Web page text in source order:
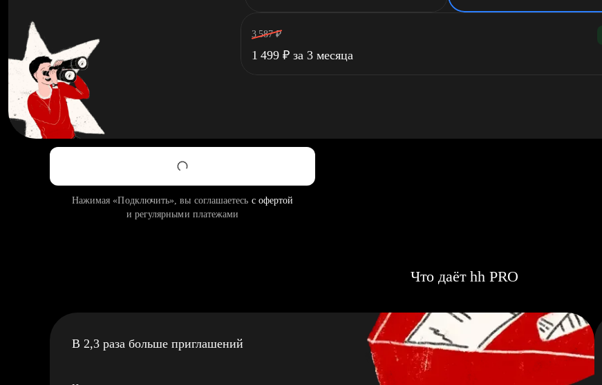
3 587 ₽
1 499 ₽ за 3 месяца
Нажимая «Подключить», вы соглашаетесь с офертой
и регулярными платежами
Что даёт hh PRO
В 2,3 раза больше приглашений